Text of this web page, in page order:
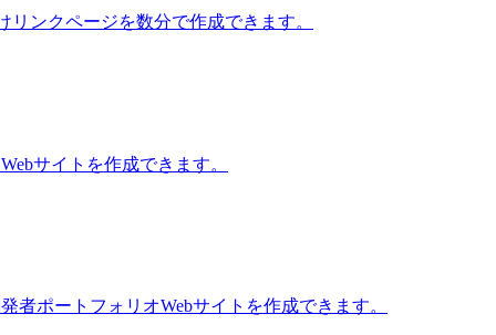
ンクページを数分で作成できます。
サイトを作成できます。
ポートフォリオWebサイトを作成できます。